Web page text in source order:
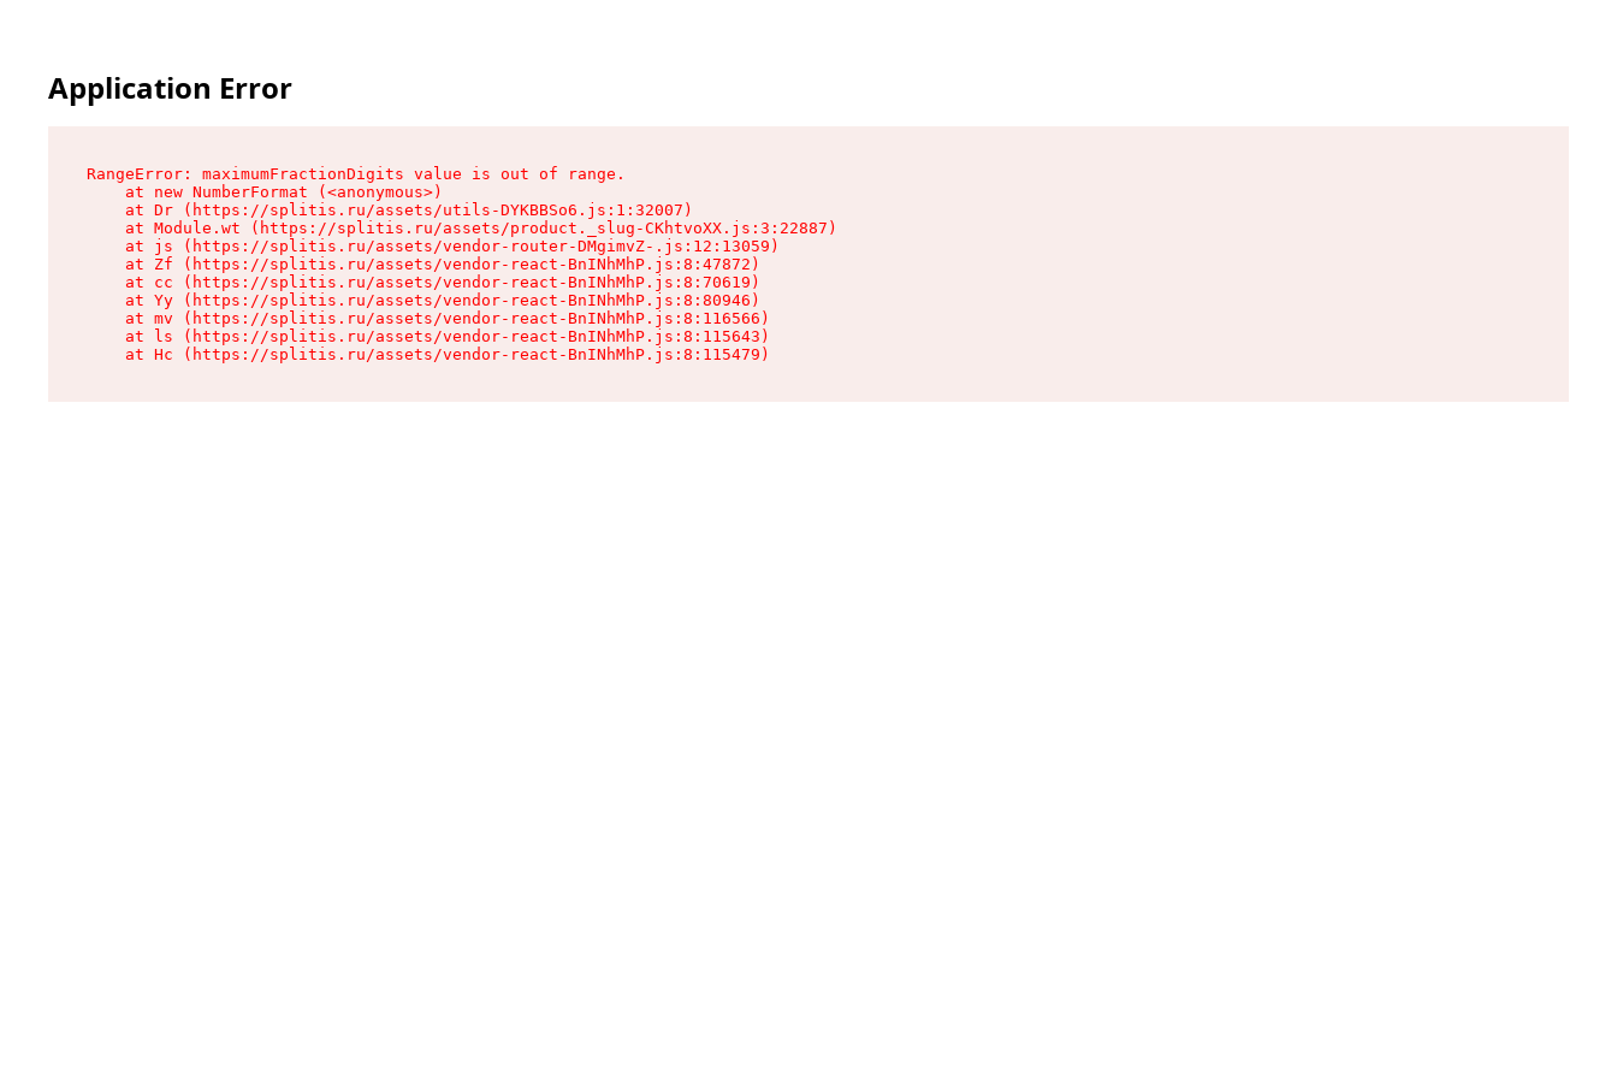
Application Error
RangeError: maximumFractionDigits value is out of range.
    at new NumberFormat (<anonymous>)
    at Dr (https://splitis.ru/assets/utils-DYKBBSo6.js:1:32007)
    at Module.wt (https://splitis.ru/assets/product._slug-CKhtvoXX.js:3:22887)
    at js (https://splitis.ru/assets/vendor-router-DMgimvZ-.js:12:13059)
    at Zf (https://splitis.ru/assets/vendor-react-BnINhMhP.js:8:47872)
    at cc (https://splitis.ru/assets/vendor-react-BnINhMhP.js:8:70619)
    at Yy (https://splitis.ru/assets/vendor-react-BnINhMhP.js:8:80946)
    at mv (https://splitis.ru/assets/vendor-react-BnINhMhP.js:8:116566)
    at ls (https://splitis.ru/assets/vendor-react-BnINhMhP.js:8:115643)
    at Hc (https://splitis.ru/assets/vendor-react-BnINhMhP.js:8:115479)